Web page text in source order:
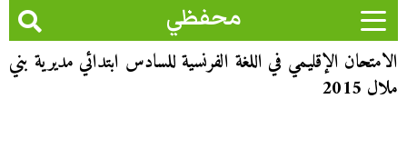
محفظي
الامتحان الإقليمي في اللغة الفرنسية للسادس ابتدائي مديرية بني
ملال 2015